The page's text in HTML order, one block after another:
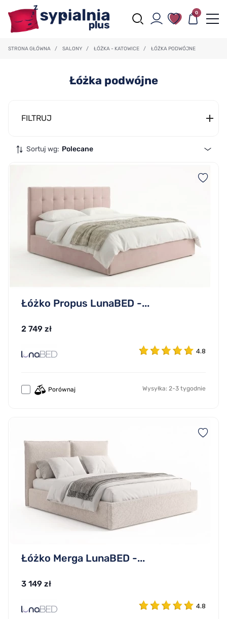
0
STRONA GŁÓWNA / SALONY / ŁÓŻKA - KATOWICE / ŁÓŻKA PODWÓJNE
Łóżka podwójne
FILTRUJ
Sortuj wg: Polecane
Łóżko Propus LunaBED -...
2 749 zł
4.8
Porównaj Wysyłka: 2-3 tygodnie
Łóżko Merga LunaBED -...
3 149 zł
4.8